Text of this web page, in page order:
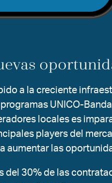
a la creciente
programas UNICO-
locales es
players del
aumentar las
del 30% de las